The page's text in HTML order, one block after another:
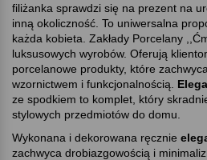
filiżanka sprawdzi się na prezent na
inną okoliczność. To uniwersalna
każda kobieta. Zakłady Porcelany
luksusowych wyrobów. Oferują
porcelanowe produkty, które
wzornictwem i funkcjonalnością.
ze spodkiem to komplet, który
stylowych przedmiotów do domu.
Wykonana i dekorowana ręcznie
zachwyca drobiazgowością i